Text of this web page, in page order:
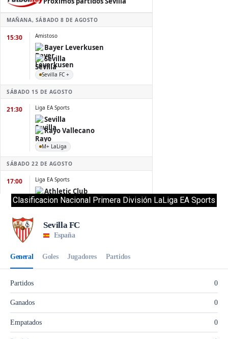
Clasificacion Nacional Primera División LaLiga EA Sports